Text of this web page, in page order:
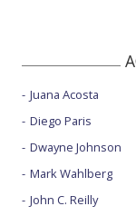
Juana Acosta
Diego Paris
Dwayne Johnson
Mark Wahlberg
John C. Reilly